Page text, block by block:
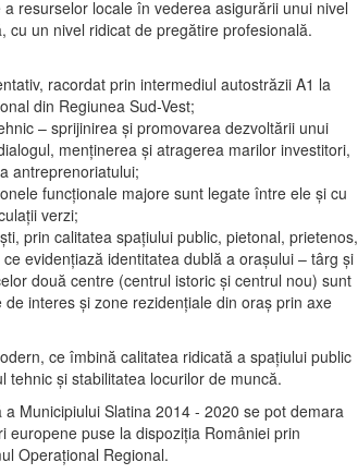
resurselor locale în vederea asigurării unui nivel
cu un nivel ridicat de pregătire profesională.
racordat prin intermediul autostrăzii A1 la
din Regiunea Sud-Vest;
– sprijinirea şi promovarea dezvoltării unui
menţinerea şi atragerea marilor investitori,
antreprenoriatului;
funcţionale majore sunt legate între ele şi cu
verzi;
prin calitatea spaţiului public, pietonal, prietenos,
evidenţiază identitatea dublă a oraşului – târg şi
două centre (centrul istoric şi centrul nou) sunt
interes şi zone rezidenţiale din oraş prin axe
ce îmbină calitatea ridicată a spaţiului public
şi stabilitatea locurilor de muncă.
Municipiului Slatina 2014 - 2020 se pot demara
europene puse la dispoziţia României prin
Operațional Regional.